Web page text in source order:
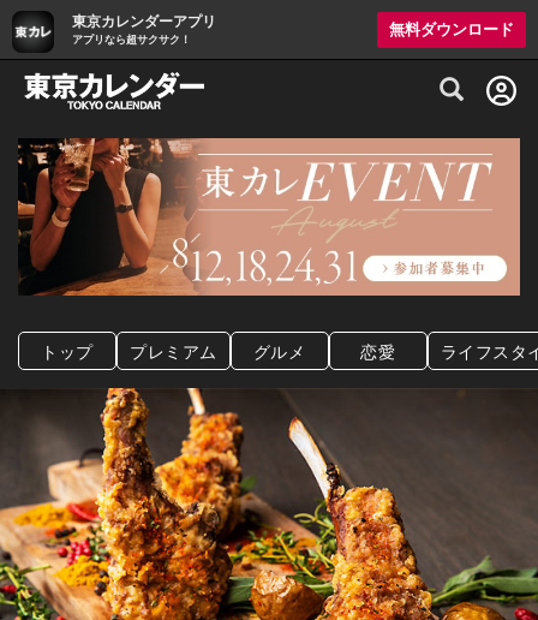
東京カレンダーアプリ
アプリなら超サクサク！
無料ダウンロード
グルメ情報・プレミアムレストラン予約
トップ プレミアム グルメ 恋愛 ライフスタ